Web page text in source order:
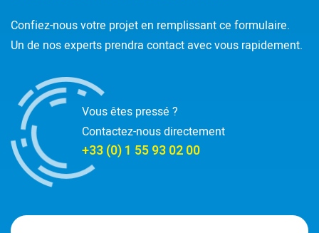
Confiez-nous votre projet en remplissant ce formulaire.
Un de nos experts prendra contact avec vous rapidement.
Vous êtes pressé ?
Contactez-nous directement
+33 (0) 1 55 93 02 00